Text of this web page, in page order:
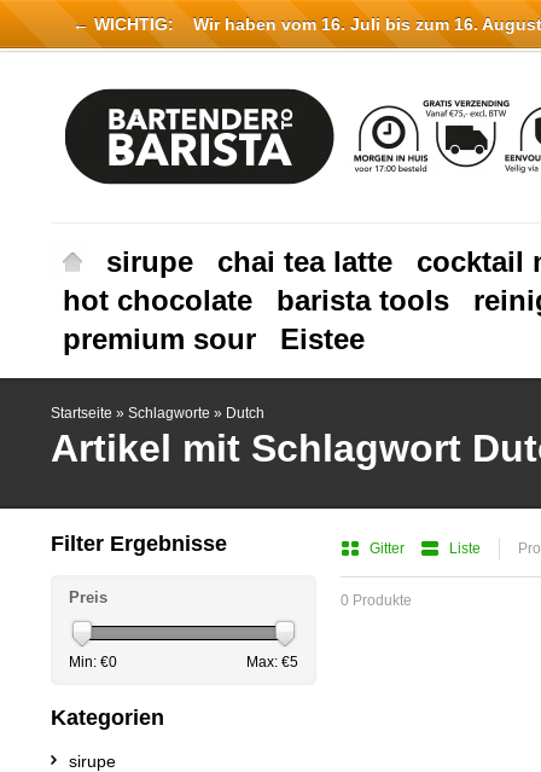
sirupe chai tea latte
cocktail
hot chocolate
barista tools
premium sour
Eistee
Startseite » Schlagworte » Dutch
Artikel mit Schlagwort
Gitter Liste
0 Produkte
Filter Ergebnisse
Preis
Min: €0 Max: €5
Kategorien
sirupe
← WICHTIG: Wir haben vom 16. Juli bis zum 16.